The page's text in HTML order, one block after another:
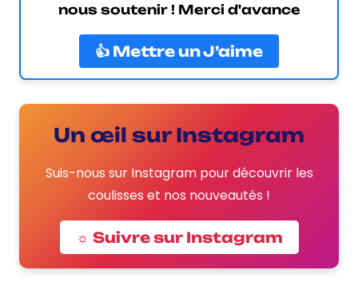
nous soutenir ! Merci d'avance
👍 Mettre un J’aime
Un œil sur Instagram
Suis-nous sur Instagram pour découvrir les
coulisses et nos nouveautés !
☼ Suivre sur Instagram